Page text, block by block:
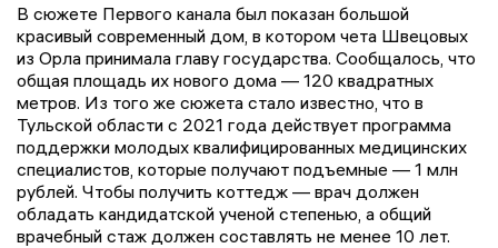
В сюжете Первого канала был показан большой
красивый современный дом, в котором чета Швецовых
из Орла принимала главу государства. Сообщалось, что
общая площадь их нового дома — 120 квадратных
метров. Из того же сюжета стало известно, что в
Тульской области с 2021 года действует программа
поддержки молодых квалифицированных медицинских
специалистов, которые получают подъемные — 1 млн
рублей. Чтобы получить коттедж — врач должен
обладать кандидатской ученой степенью, а общий
врачебный стаж должен составлять не менее 10 лет.